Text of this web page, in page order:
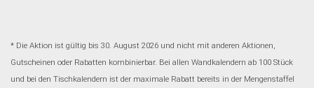
* Die Aktion ist gültig bis 30. August 2026 und nicht mit anderen Aktionen,
Gutscheinen oder Rabatten kombinierbar. Bei allen Wandkalendern ab 100 Stück
und bei den Tischkalendern ist der maximale Rabatt bereits in der Mengenstaffel